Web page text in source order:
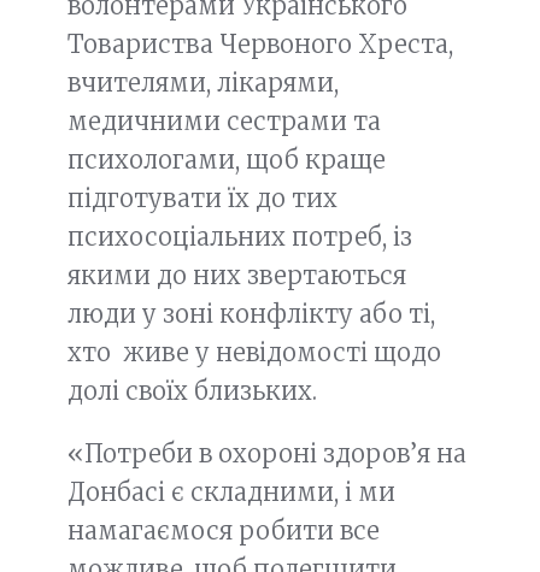
Товариства Червоного Хреста,
вчителями, лікарями,
медичними сестрами та
психологами, щоб краще
підготувати їх до тих
психосоціальних потреб, із
якими до них звертаються
люди у зоні конфлікту або ті,
хто живе у невідомості щодо
долі своїх близьких.
«Потреби в охороні здоров’я на
Донбасі є складними, і ми
намагаємося робити все